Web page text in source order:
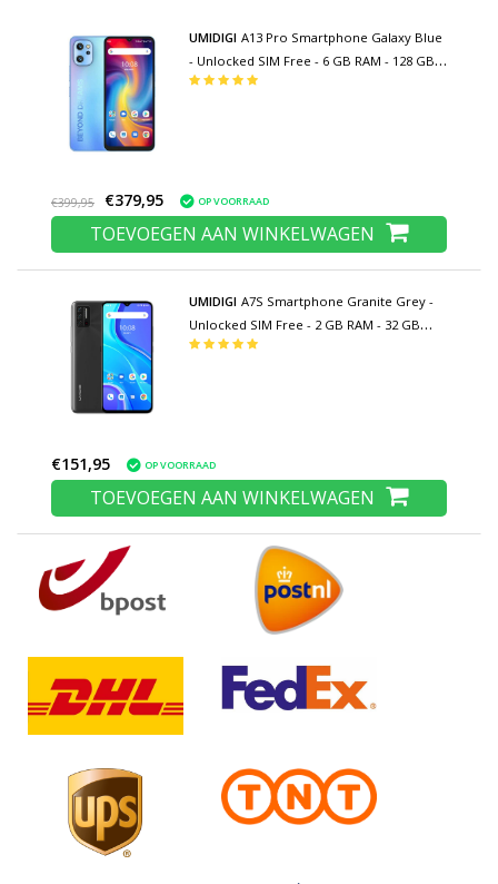
UMIDIGI A13 Pro Smartphone Galaxy Blue
- Unlocked SIM Free - 6 GB RAM - 128 GB
Opslag - 48MP Camera - 5150mAh Batterij
€399,95 €379,95 OP VOORRAAD
TOEVOEGEN AAN WINKELWAGEN
UMIDIGI A7S Smartphone Granite Grey -
Unlocked SIM Free - 2 GB RAM - 32 GB
Opslag - 13MP Triple Camera - 4150mAh
€151,95 OP VOORRAAD
TOEVOEGEN AAN WINKELWAGEN